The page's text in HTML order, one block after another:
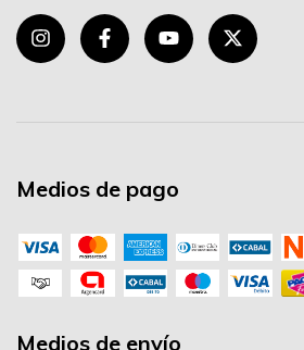
Medios de pago
Medios de envío